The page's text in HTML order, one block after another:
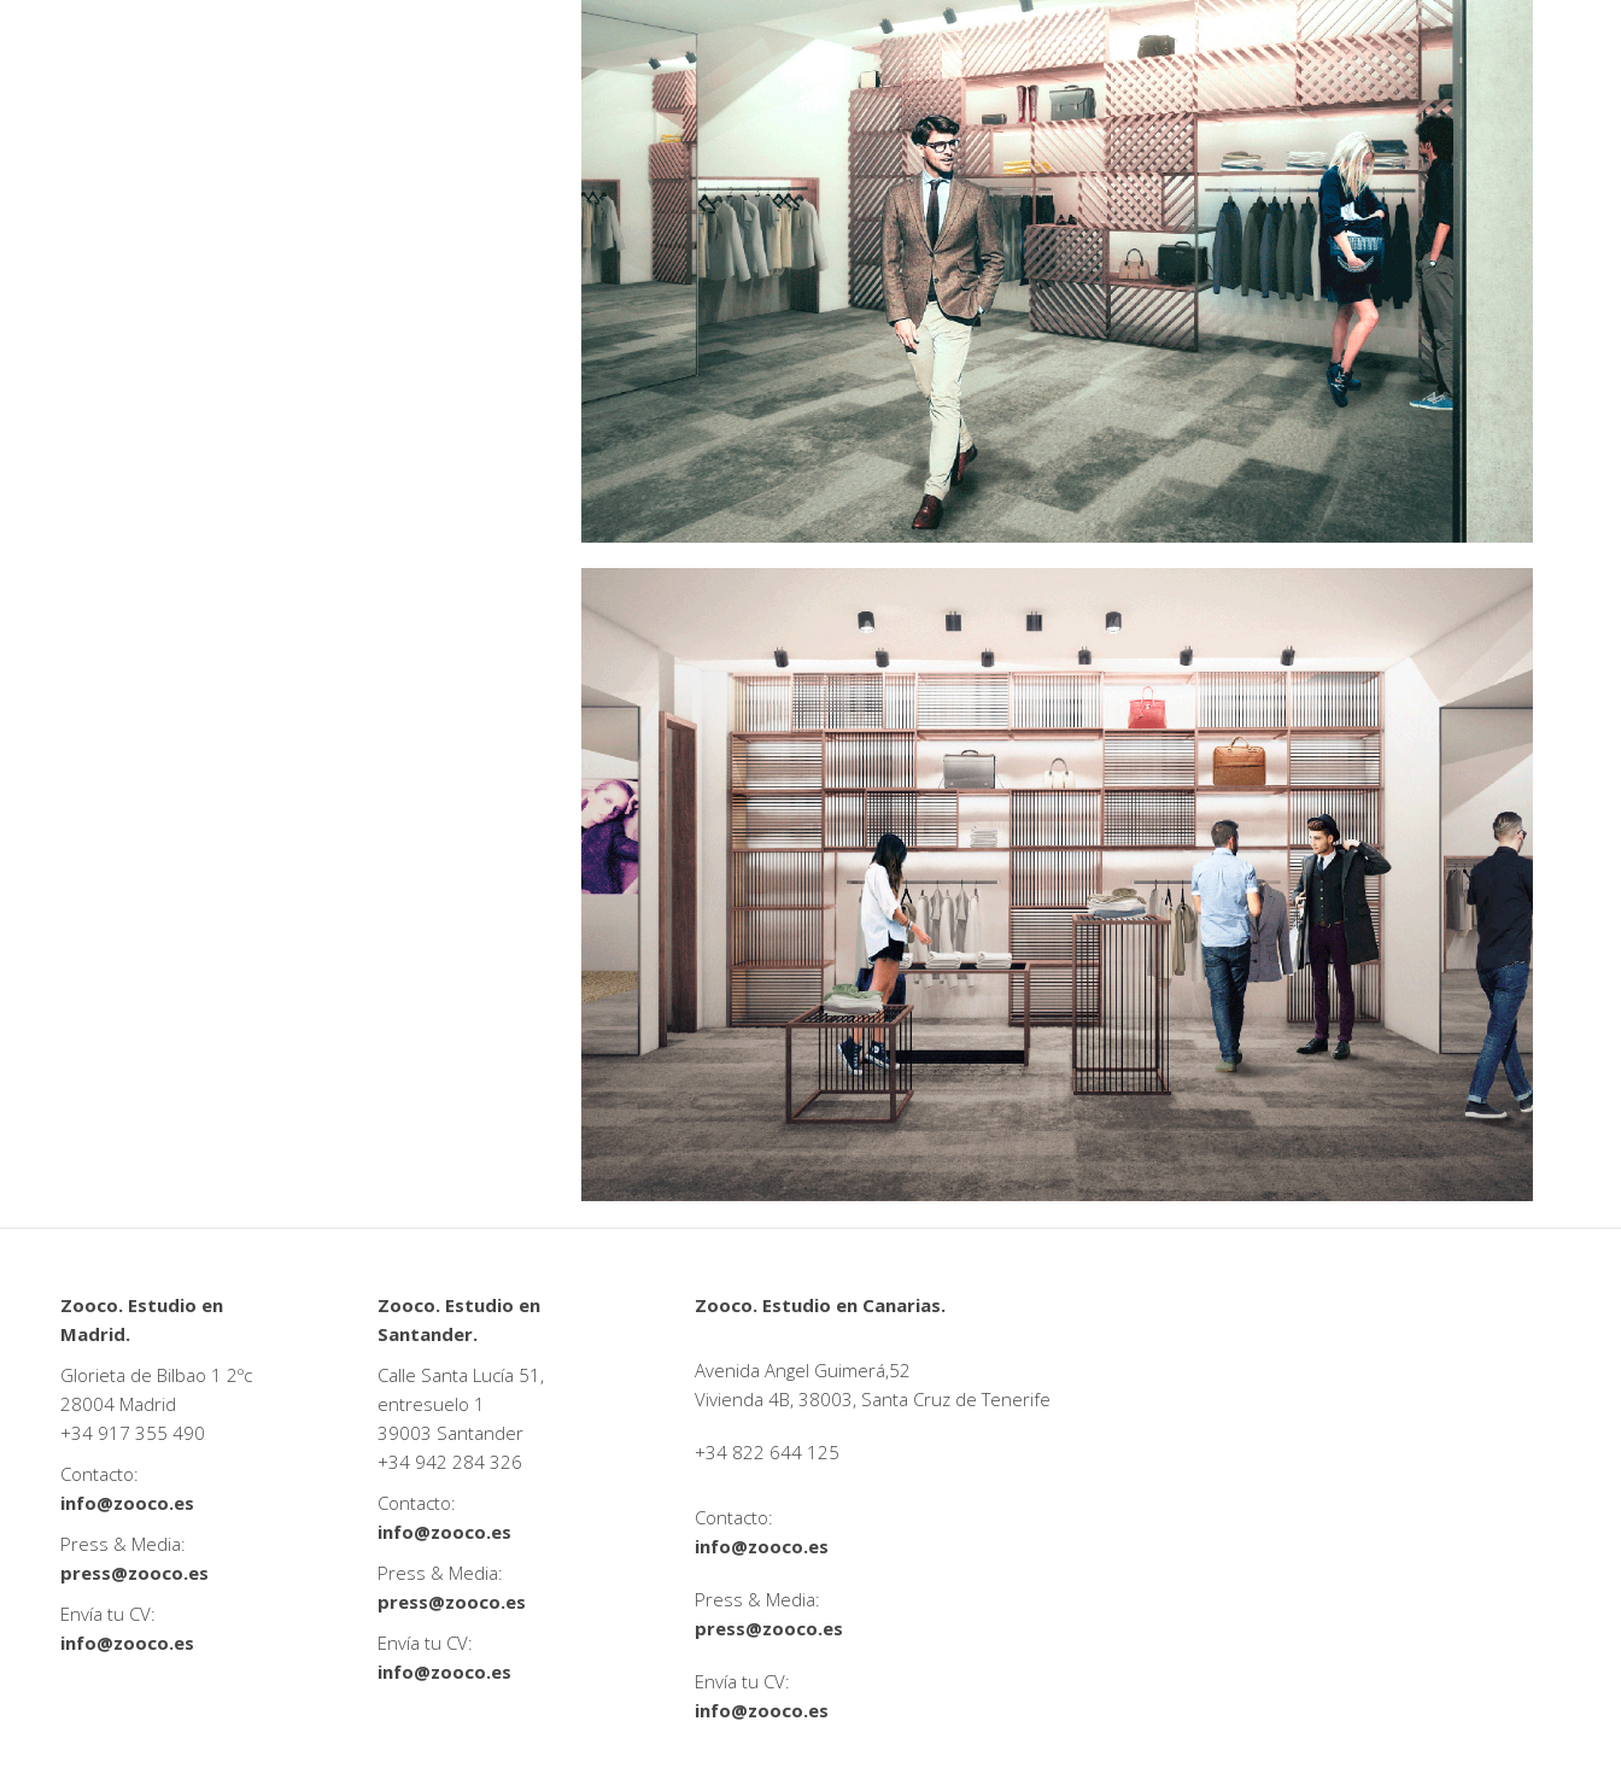
Zooco. Estudio en
Madrid.
Glorieta de Bilbao 1 2ºc
28004 Madrid
+34 917 355 490
Contacto:
info@zooco.es
Press & Media:
press@zooco.es
Envía tu CV:
info@zooco.es
Zooco. Estudio en
Santander.
Calle Santa Lucía 51,
entresuelo 1
39003 Santander
+34 942 284 326
Contacto:
info@zooco.es
Press & Media:
press@zooco.es
Envía tu CV:
info@zooco.es
Zooco. Estudio en Canarias.
Avenida Angel Guimerá,52
Vivienda 4B, 38003, Santa Cruz de Tenerife
+34 822 644 125
Contacto:
info@zooco.es
Press & Media:
press@zooco.es
Envía tu CV:
info@zooco.es